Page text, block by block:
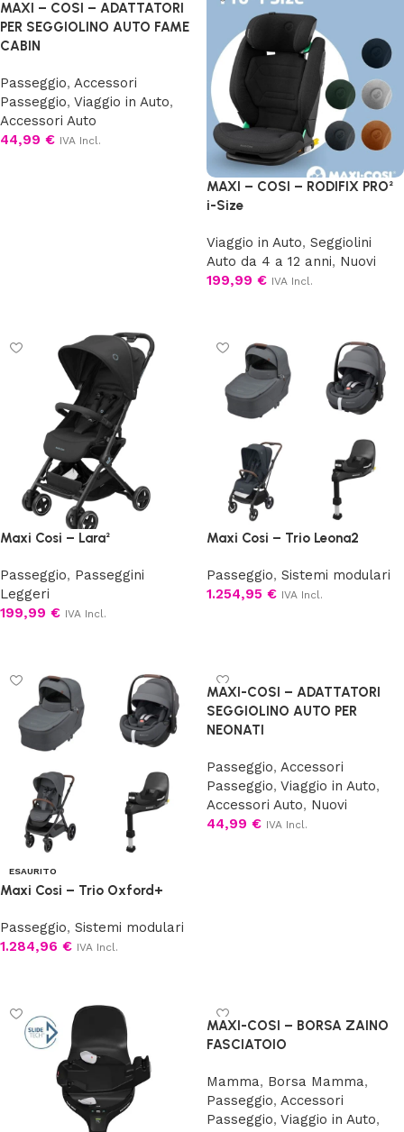
MAXI – COSI – ADATTATORI
PER SEGGIOLINO AUTO FAME
CABIN
Passeggio, Accessori
Passeggio, Viaggio in Auto,
Accessori Auto
44,99 € IVA Incl.
MAXI – COSI – RODIFIX PRO²
i-Size
Viaggio in Auto, Seggiolini
Auto da 4 a 12 anni, Nuovi
199,99 € IVA Incl.
Maxi Cosi – Lara²
Passeggio, Passeggini
Leggeri
199,99 € IVA Incl.
Maxi Cosi – Trio Leona2
Passeggio, Sistemi modulari
1.254,95 € IVA Incl.
ESAURITO
Maxi Cosi – Trio Oxford+
Passeggio, Sistemi modulari
1.284,96 € IVA Incl.
MAXI-COSI – ADATTATORI
SEGGIOLINO AUTO PER
NEONATI
Passeggio, Accessori
Passeggio, Viaggio in Auto,
Accessori Auto, Nuovi
44,99 € IVA Incl.
MAXI-COSI – BORSA ZAINO
FASCIATOIO
Mamma, Borsa Mamma,
Passeggio, Accessori
Passeggio, Viaggio in Auto,